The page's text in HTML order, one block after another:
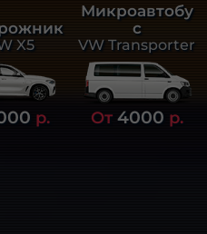
X5
р.
Микроавтобу
с
VW Transporter
От 4000 р.